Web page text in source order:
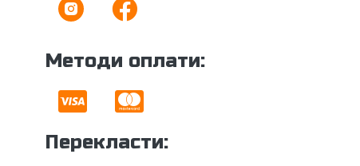
Методи оплати:
Перекласти: